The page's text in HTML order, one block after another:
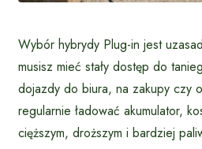
Wybór hybrydy Plug-in jest
musisz mieć stały dostęp do
dojazdy do biura, na zakupy czy
regularnie ładować akumulator,
cięższym, droższym i bardziej